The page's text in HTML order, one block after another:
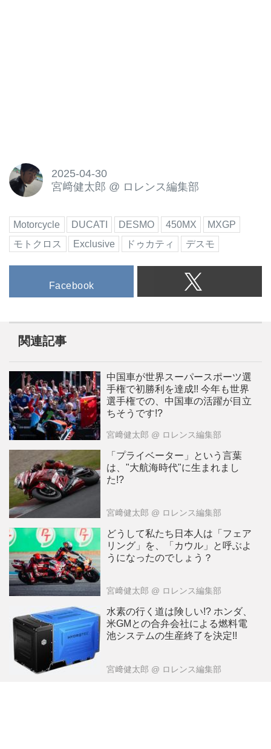
2025-04-30
宮﨑健太郎 @ ロレンス編集部
Motorcycle DUCATI DESMO 450MX
MXGP
モトクロス
Exclusive ドゥカティ デスモ
Facebook
関連記事
中国車が世界スーパースポーツ選
手権で初勝利を達成!! 今年も世界
選手権での、中国車の活躍が目立
ちそうです!?
宮﨑健太郎 @ ロレンス編集部
「プライベーター」という言葉
は、"大航海時代"に生まれまし
た!?
宮﨑健太郎 @ ロレンス編集部
どうして私たち日本人は「フェア
リング」を、「カウル」と呼ぶよ
うになったのでしょう？
宮﨑健太郎 @ ロレンス編集部
水素の行く道は険しい!? ホンダ、
米GMとの合弁会社による燃料電
池システムの生産終了を決定!!
宮﨑健太郎 @ ロレンス編集部